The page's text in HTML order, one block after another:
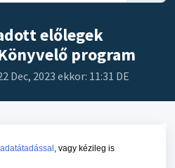
előlegek
program
Dec, 2023 ekkor: 11:31 DE
adatátadással , vagy kézileg is